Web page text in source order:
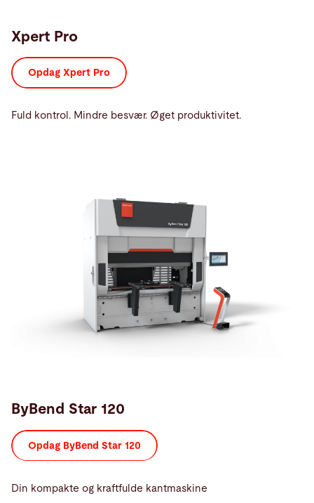
Xpert Pro
Opdag Xpert Pro
Fuld kontrol. Mindre besvær. Øget produktivitet.
ByBend Star 120
Opdag ByBend Star 120
Din kompakte og kraftfulde kantmaskine